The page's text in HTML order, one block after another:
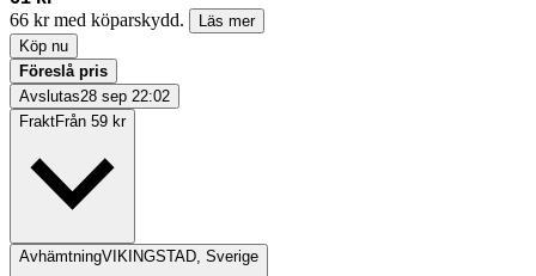
66 kr med köparskydd.
Läs mer
Köp nu
Föreslå pris
Avslutas28 sep 22:02
FraktFrån 59 kr
AvhämtningVIKINGSTAD, Sverige